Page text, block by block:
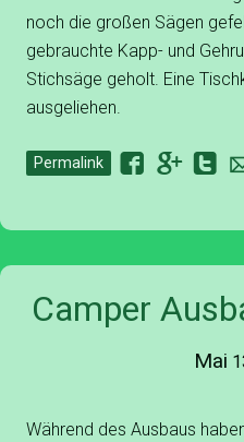
noch die großen Sägen
gebrauchte Kapp- und
Stichsäge geholt. Eine
ausgeliehen.
Permalink F G T
Camper
Mai
Während des Ausbaus